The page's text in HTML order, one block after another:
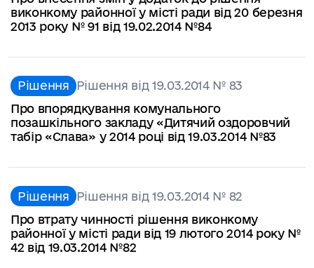
виконкому районної у місті ради від 20 березня
2013 року № 91 від 19.02.2014 №84
Рішення Рішення від 19.03.2014 № 83
Про впорядкування комунального
позашкільного закладу «Дитячий оздоровчий
табір «Слава» у 2014 році від 19.03.2014 №83
Рішення Рішення від 19.03.2014 № 82
Про втрату чинності рішення виконкому
районної у місті ради від 19 лютого 2014 року №
42 від 19.03.2014 №82